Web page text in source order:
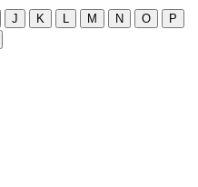
J K M N O
P